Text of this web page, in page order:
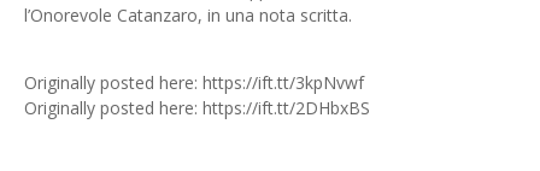
l’Onorevole Catanzaro, in una nota scritta.
Originally posted here: https://ift.tt/3kpNvwf
Originally posted here: https://ift.tt/2DHbxBS